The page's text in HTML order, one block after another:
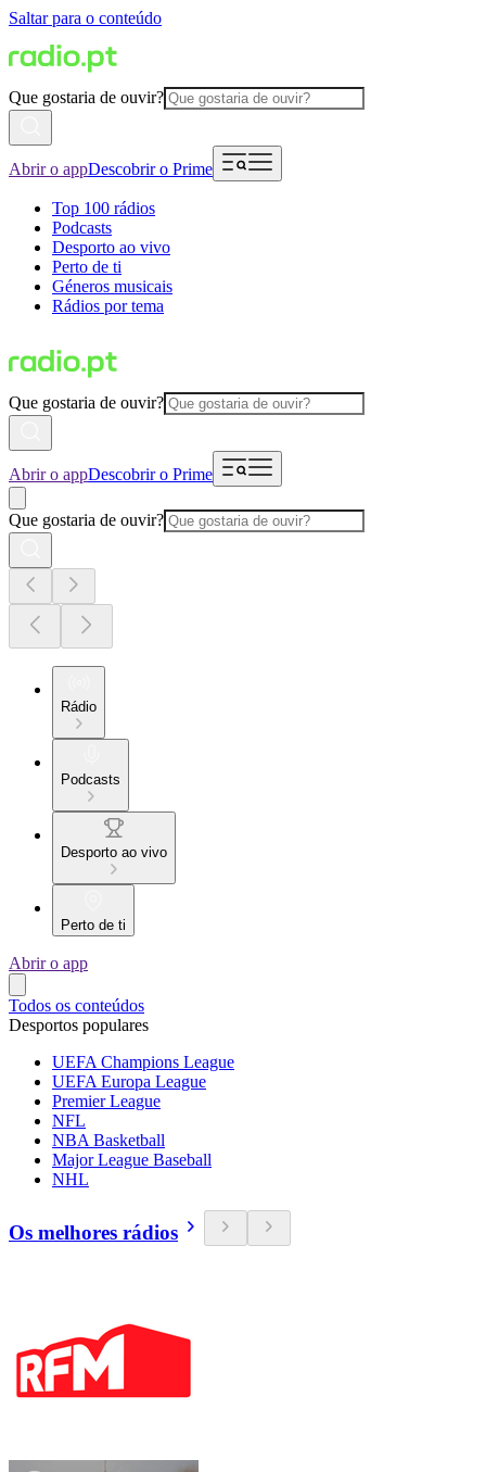
Saltar para o conteúdo
Que gostaria de ouvir?
Abrir o appDescobrir o Prime
Top 100 rádios
Podcasts
Desporto ao vivo
Perto de ti
Géneros musicais
Rádios por tema
Que gostaria de ouvir?
Abrir o appDescobrir o Prime
Que gostaria de ouvir?
Rádio
Podcasts
Desporto ao vivo
Perto de ti
Abrir o app
Todos os conteúdos
Desportos populares
UEFA Champions League
UEFA Europa League
Premier League
NFL
NBA Basketball
Major League Baseball
NHL
Os melhores rádios